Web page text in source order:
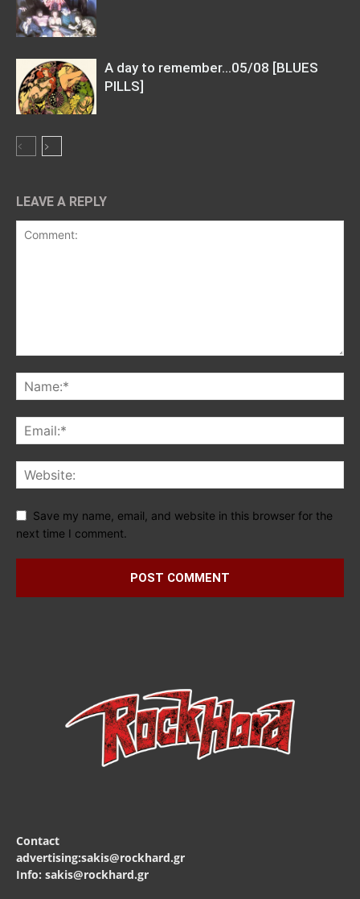
A day to remember…05/08 [BLUES
PILLS]
LEAVE A REPLY
Save my name, email, and website in this browser for the
next time I comment.
Contact
advertising:sakis@rockhard.gr
Info: sakis@rockhard.gr